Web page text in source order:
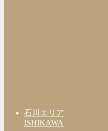
石川エリア
ISHIKAWA